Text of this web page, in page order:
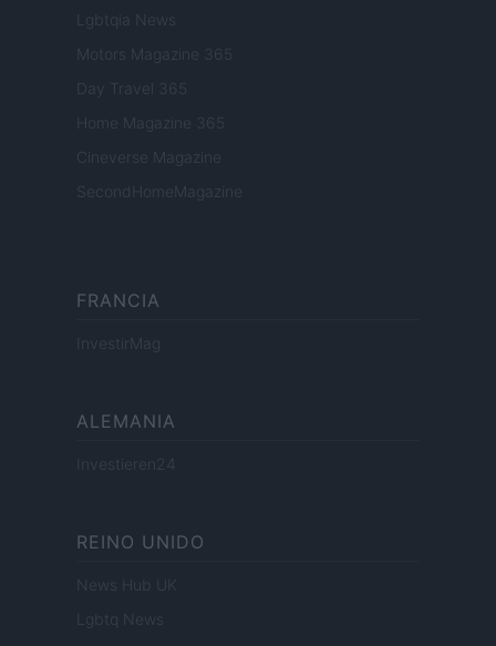
Lgbtqia News
Motors Magazine 365
Day Travel 365
Home Magazine 365
Cineverse Magazine
SecondHomeMagazine
FRANCIA
InvestirMag
ALEMANIA
Investieren24
REINO UNIDO
News Hub UK
Lgbtq News